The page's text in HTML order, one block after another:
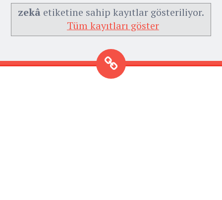
zekâ etiketine sahip kayıtlar gösteriliyor.
Tüm kayıtları göster